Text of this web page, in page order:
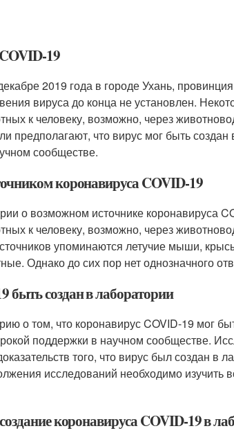
19
2019 года в городе Ухань,
вируса до конца не установлен.
к человеку, возможно, через
предполагают, что вирус мог быть создан
сообществе.
коронавируса COVID-19
о возможном источнике коронавируса
к человеку, возможно, через
упоминаются летучие мыши,
Однако до сих пор нет однозначного
создан в лаборатории
о том, что коронавирус COVID-19 мог
поддержки в научном сообществе.
того, что вирус был создан в
исследований необходимо изучить
коронавируса COVID-19 в